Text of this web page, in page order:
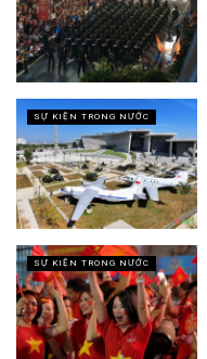
SỰ KIỆN TRONG NƯỚC
SỰ KIỆN TRONG NƯỚC